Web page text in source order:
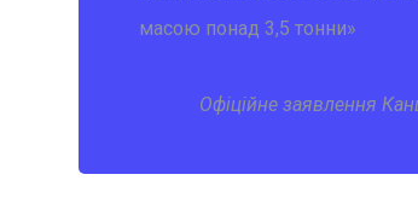
масою понад 3,5 тонни»
Офіційне заявлення